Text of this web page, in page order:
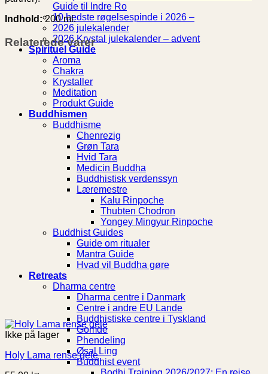
Guide til Indre Ro
10 bedste røgelsespinde i 2026 –
2026 julekalender
2026 Krystal julekalender – advent
Spirituel Guide
Aroma
Chakra
Krystaller
Meditation
Produkt Guide
Buddhismen
Buddhisme
Chenrezig
Grøn Tara
Hvid Tara
Medicin Buddha
Buddhistisk verdenssyn
Læremestre
Kalu Rinpoche
Thubten Chodron
Yongey Mingyur Rinpoche
Buddhist Guides
Guide om ritualer
Mantra Guide
Hvad vil Buddha gøre
Retreats
Dharma centre
Dharma centre i Danmark
Centre i andre EU Lande
Buddhistiske centre i Tyskland
Gomde
Phendeling
Øsal Ling
Buddhist event
Indhold:200 ml.
Relaterede varer
Ikke på lager
Holy Lama rense gele